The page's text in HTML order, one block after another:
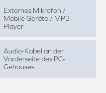
Externes Mikrofon /
Mobile Geräte / MP3-
Player
Audio-Kabel an der
Vorderseite des PC-
Gehäuses